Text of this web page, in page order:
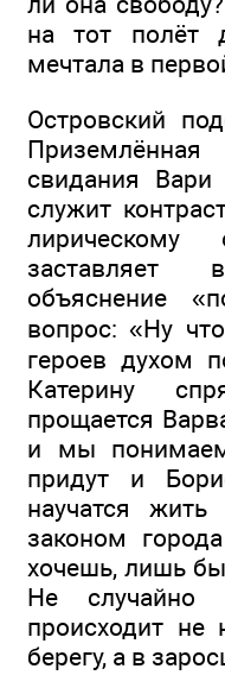
на тот полёт
мечтала в
Островский
свидания
служит
заставляет
объяснение
вопрос: «Ну
героев духом
Катерину
прощается
и мы
придут и
научатся
законом
хочешь, лишь
Не случайно
происходит
берегу, а в